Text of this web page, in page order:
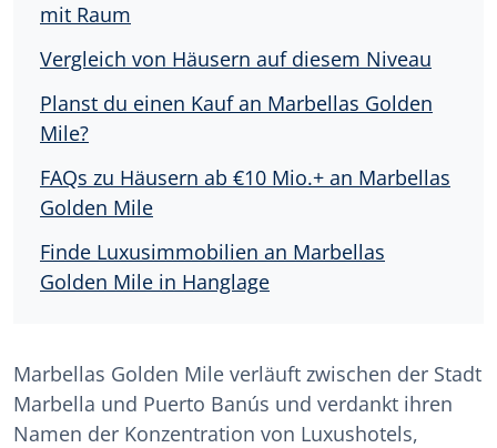
mit Raum
Vergleich von Häusern auf diesem Niveau
Planst du einen Kauf an Marbellas Golden
Mile?
FAQs zu Häusern ab €10 Mio.+ an Marbellas
Golden Mile
Finde Luxusimmobilien an Marbellas
Golden Mile in Hanglage
Marbellas Golden Mile verläuft zwischen der Stadt
Marbella und Puerto Banús und verdankt ihren
Namen der Konzentration von Luxushotels,